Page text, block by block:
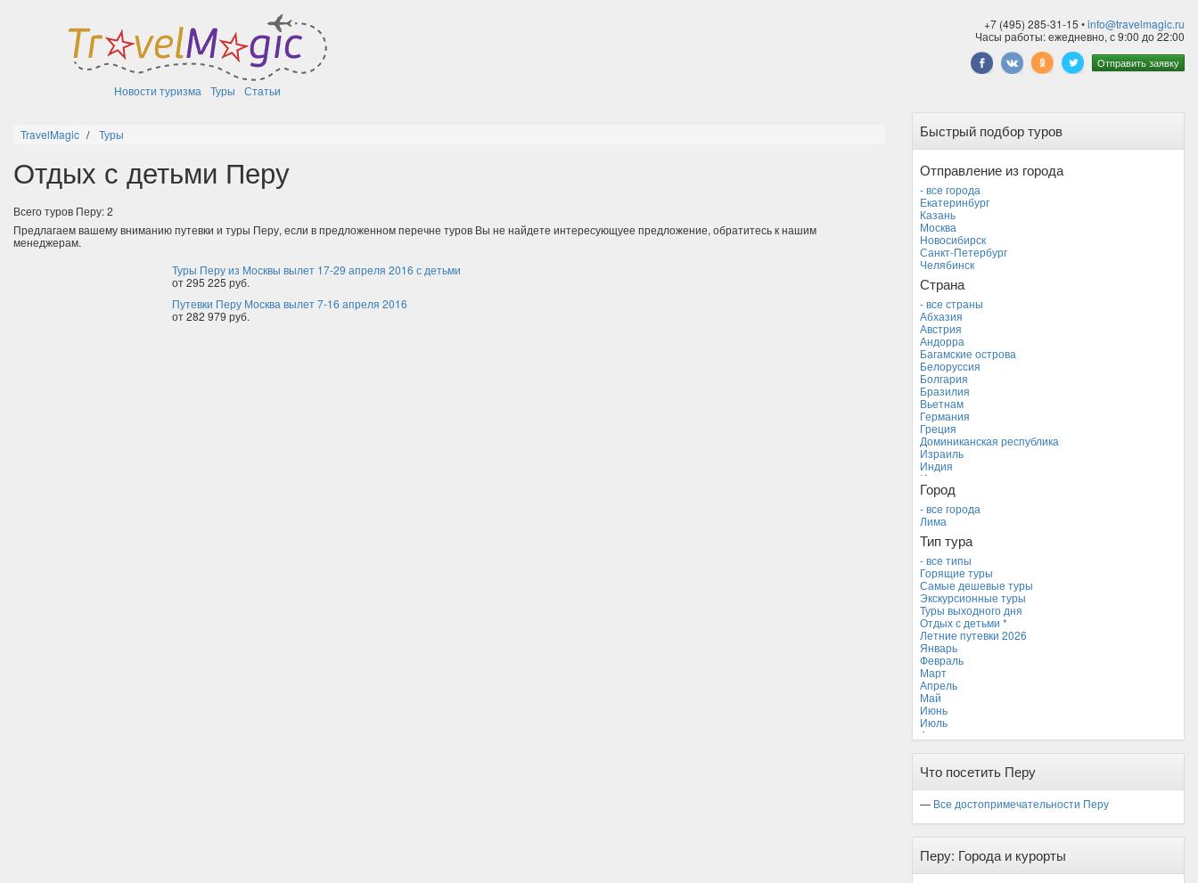
Новости туризма Туры Статьи
+7 (495) 285-31-15 •info@travelmagic.ru
Часы работы: ежедневно, с 9:00 до 22:00
Отправить заявку
TravelMagic Туры
Отдых с детьми Перу
Всего туров Перу: 2
Предлагаем вашему вниманию путевки и туры Перу, если в предложенном перечне туров Вы не найдете интересующуее предложение, обратитесь к нашим
менеджерам.
Туры Перу из Москвы вылет 17-29 апреля 2016 с детьми
от 295 225 руб.
Путевки Перу Москва вылет 7-16 апреля 2016
от 282 979 руб.
Быстрый подбор туров
Отправление из города
- все города
Екатеринбург
Казань
Москва
Новосибирск
Санкт-Петербург
Челябинск
Страна
- все страны
Абхазия
Австрия
Андорра
Багамские острова
Белоруссия
Болгария
Бразилия
Вьетнам
Германия
Греция
Доминиканская республика
Израиль
Индия
Индонезия
Иордания
Италия
Камбоджа
Кипр
Мальдивские острова
Мальта
Новая Зеландия
Объединенные Арабские Эмираты
Перу *
Россия
Таиланд
Тунис
Турция
Финляндия
Франция
Хорватия
Черногория
Чехия
Город
- все города
Лима
Тип тура
- все типы
Горящие туры
Самые дешевые туры
Экскурсионные туры
Туры выходного дня
Отдых с детьми *
Летние путевки 2026
Январь
Февраль
Март
Апрель
Май
Июнь
Июль
Август
Ноябрь
Что посетить Перу
— Все достопримечательности Перу
Перу: Города и курорты